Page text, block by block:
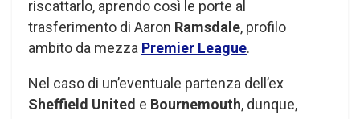
riscattarlo, aprendo così le porte al
trasferimento di Aaron Ramsdale, profilo
ambito da mezza Premier League.
Nel caso di un’eventuale partenza dell’ex
Sheffield United e Bournemouth, dunque,